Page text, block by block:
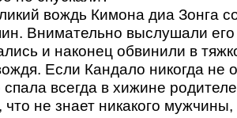
вождь Кимона диа Зонга
Внимательно выслушали его
и наконец обвинили в
Если Кандало никогда не
всегда в хижине
что не знает никакого мужчины,